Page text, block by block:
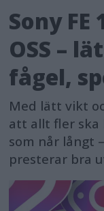
Sony FE
OSS –
fågel,
Med lätt vikt
att allt fler ska
som når långt
presterar bra